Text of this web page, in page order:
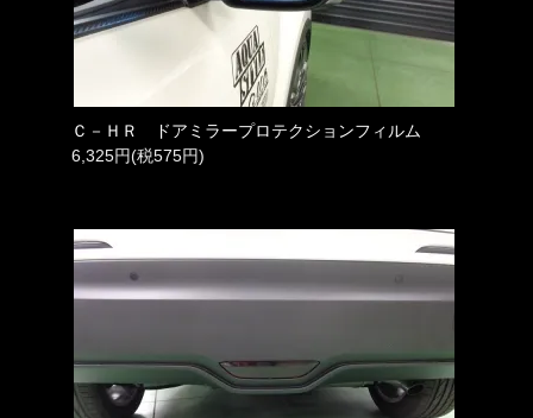
Ｃ－ＨＲ ドアミラープロテクションフィルム
6,325円(税575円)